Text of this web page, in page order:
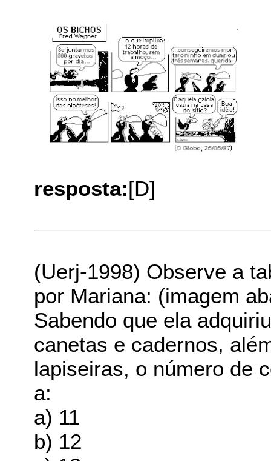
resposta:[D]
(Uerj-1998) Observe a
por Mariana: (imagem
Sabendo que ela
canetas e cadernos,
lapiseiras, o número de
a:
a) 11
b) 12